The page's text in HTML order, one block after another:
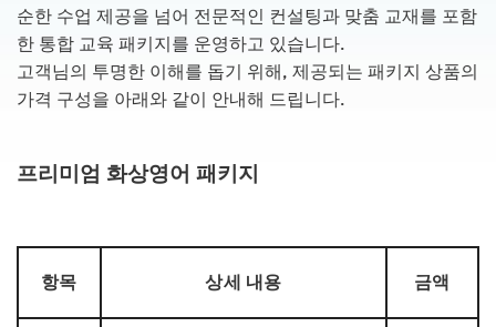
순한 수업 제공을 넘어 전문적인 컨설팅과 맞춤 교재를 포함
한 통합 교육 패키지를 운영하고 있습니다.
고객님의 투명한 이해를 돕기 위해, 제공되는 패키지 상품의
가격 구성을 아래와 같이 안내해 드립니다.
프리미엄 화상영어 패키지
항목 상세 내용 금액